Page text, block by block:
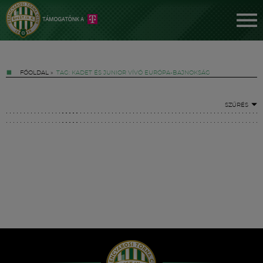
FŐOLDAL » TAG: KADET ÉS JUNIOR VÍVÓ EURÓPA-BAJNOKSÁG
SZŰRÉS
Hírek